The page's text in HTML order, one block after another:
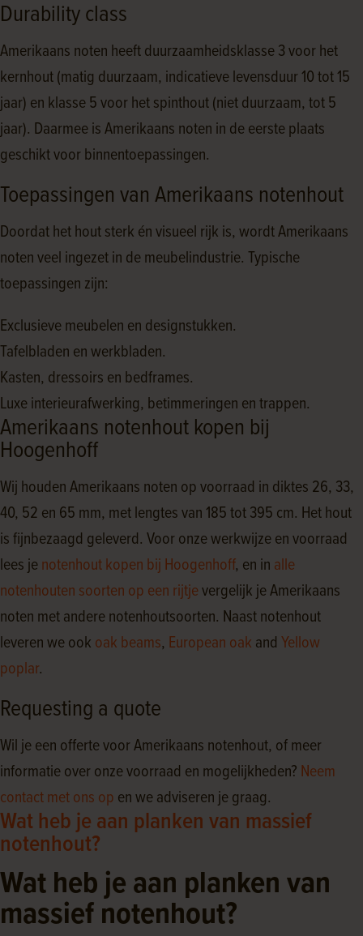
Durability class
Amerikaans noten heeft duurzaamheidsklasse 3 voor het
kernhout (matig duurzaam, indicatieve levensduur 10 tot 15
jaar) en klasse 5 voor het spinthout (niet duurzaam, tot 5
jaar). Daarmee is Amerikaans noten in de eerste plaats
geschikt voor binnentoepassingen.
Toepassingen van Amerikaans notenhout
Doordat het hout sterk én visueel rijk is, wordt Amerikaans
noten veel ingezet in de meubelindustrie. Typische
toepassingen zijn:
Exclusieve meubelen en designstukken.
Tafelbladen en werkbladen.
Kasten, dressoirs en bedframes.
Luxe interieurafwerking, betimmeringen en trappen.
Amerikaans notenhout kopen bij
Hoogenhoff
Wij houden Amerikaans noten op voorraad in diktes 26, 33,
40, 52 en 65 mm, met lengtes van 185 tot 395 cm. Het hout
is fijnbezaagd geleverd. Voor onze werkwijze en voorraad
lees jenotenhout kopen bij Hoogenhoff, en in alle
notenhouten soorten op een rijtjevergelijk je Amerikaans
noten met andere notenhoutsoorten. Naast notenhout
leveren we ook oak beams, European oak and Yellow
poplar.
Requesting a quote
Wil je een offerte voor Amerikaans notenhout, of meer
informatie over onze voorraad en mogelijkheden? Neem
contact met ons op en we adviseren je graag.
Wat heb je aan planken van massief
notenhout?
Wat heb je aan planken van
massief notenhout?